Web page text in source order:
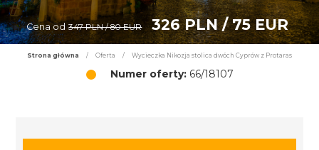
Cena od 347 PLN / 80 EUR 326 PLN / 75 EUR
Strona główna / Oferta / Wycieczka Nikozja stolica dwóch Cyprów z Protaras
Numer oferty:66/18107